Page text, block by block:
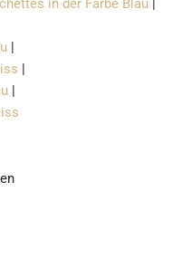
in der Farbe Blau |
|
|
|